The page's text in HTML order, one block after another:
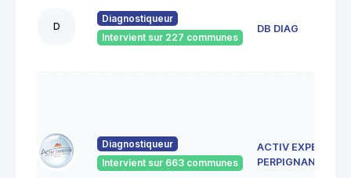
D
Diagnostiqueur
Intervient sur 227 communes
DB DIAG
Diagnostiqueur
Intervient sur 663 communes
ACTIV EXPERTISE
PERPIGNAN